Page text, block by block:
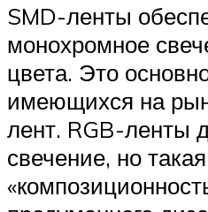
SMD-ленты
монохромное
цвета. Это
имеющихся на
лент. RGB-ленты
свечение, но такая